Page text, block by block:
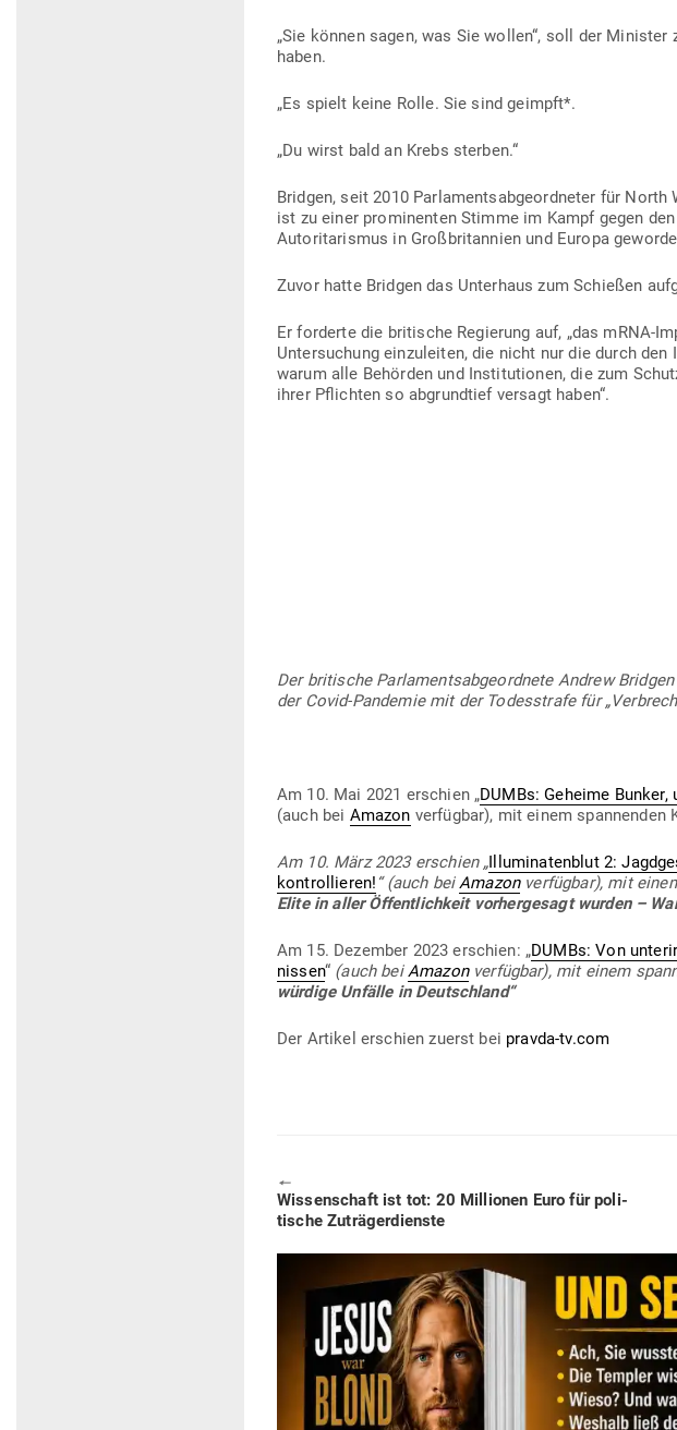
„Sie können sagen, was Sie wollen“, soll der Minister
haben.
„Es spielt keine Rolle. Sie sind geimpft*.
„Du wirst bald an Krebs sterben.“
Bridgen, seit 2010 Par­la­ments­ab­ge­ord­neter für North
ist zu einer pro­mi­nenten Stimme im Kampf gegen
Auto­ri­ta­rismus in Groß­bri­tannien und Europa
Zuvor hatte Bridgen das Unterhaus zum Schießen
Er for­derte die bri­tische Regierung auf, „das mRNA-
Unter­su­chung ein­zu­leiten, die nicht nur die durch
warum alle Behörden und Insti­tu­tionen, die zum
ihrer Pflichten so abgrundtief versagt haben“.
Der bri­tische Par­la­ments­ab­ge­ordnete Andrew
der Covid-Pan­demie mit der Todes­strafe für
Am 10. Mai 2021 erschien „DUMBs: Geheime
(auch bei Amazon ver­fügbar), mit einem span­nenden
Am 10. März 2023 erschien „Illu­mi­na­tenblut 2:
kon­trol­lieren! “ (auch beiAmazonver­fügbar), mit
Elite in aller Öffent­lichkeit vor­her­gesagt wurden –
Am 15. Dezember 2023 erschien: „DUMBs: Von
nissen“ (auch beiAmazonver­fügbar), mit einem
würdige Unfälle in Deutschland“
Der Artikel erschien zuerst bei pravda-tv.com
🠔
Previous
post:
Wis­sen­schaft ist tot: 20 Mil­lionen Euro für poli­
tische Zuträgerdienste